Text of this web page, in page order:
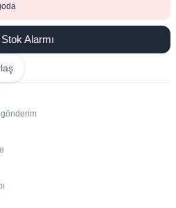
Stok Alarmı